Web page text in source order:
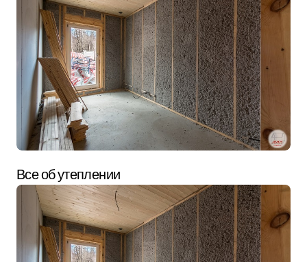
Все об утеплении